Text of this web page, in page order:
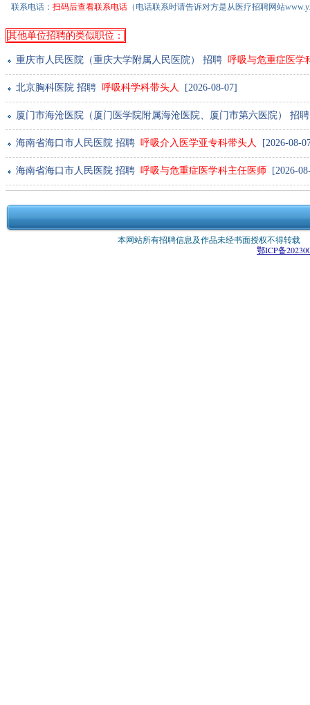
联系电话： 扫码后查看联系电话（电话联系时请告诉对方是从医疗招聘网站
其他单位招聘的类似职位：
重庆市人民医院（重庆大学附属人民医院） 招聘 呼吸与危重症医学
北京胸科医院 招聘 呼吸科学科带头人 [2026-08-07]
厦门市海沧医院（厦门医学院附属海沧医院、厦门市第六医院） 招
海南省海口市人民医院 招聘 呼吸介入医学亚专科带头人 [2026-08-
海南省海口市人民医院 招聘 呼吸与危重症医学科主任医师 [2026-
本网站所有招聘信息及作品未经书面授权不得转载
鄂ICP备